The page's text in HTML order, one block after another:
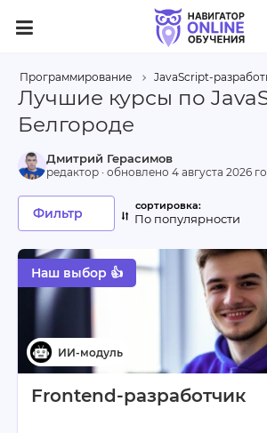
Программирование JavaScript-
Лучшие курсы по
Белгороде
Frontend-разработчик
Наш выбор 👍
Дмитрий Герасимов
редактор · обновлено 4 августа 2026
Фильтр По популярности